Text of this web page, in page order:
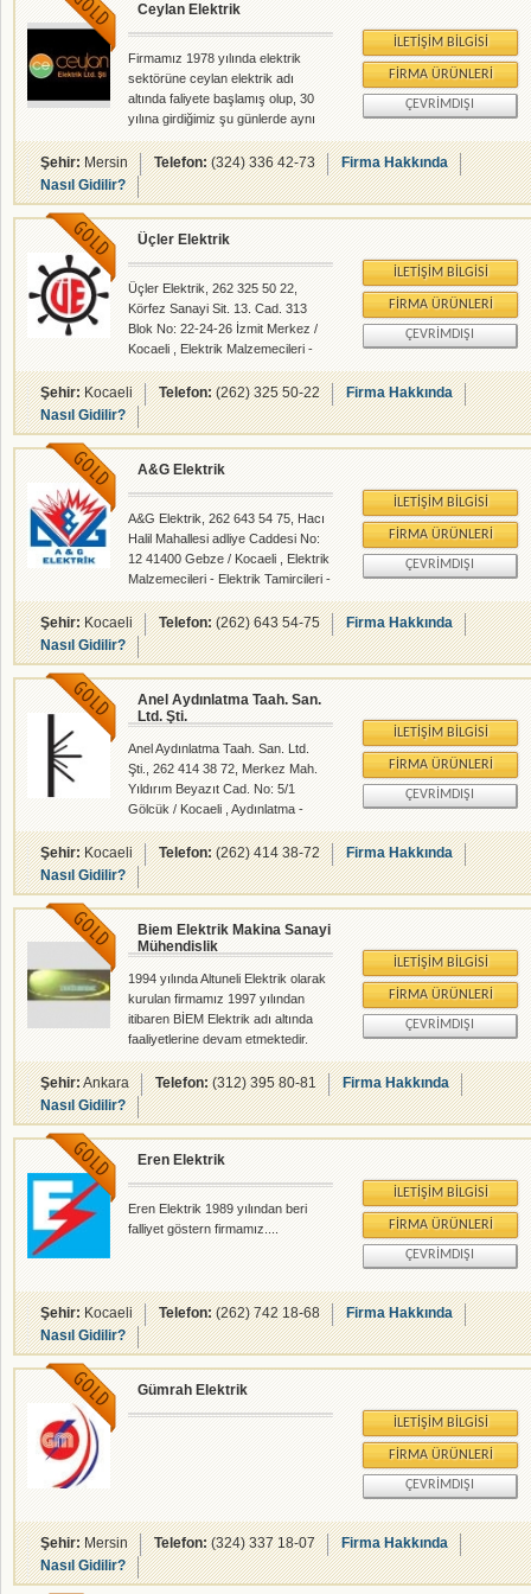
Ceylan Elektrik
Firmamız 1978 yılında elektrik
sektörüne ceylan elektrik adı
altında faliyete başlamış olup, 30
yılına girdiğimiz şu günlerde aynı
şevk ve heyecanla sizlere hizmet
etmeye her geçen gün kendisini
yenilemeye devam etmeye
çalışmaktadır. O günlerde satış ve
taahhüt işleri ile başlayan bu
yolculukta 1996 yılında taahhüt
işlerinde ayrılarak bu yıla şahıs
adına olan firmamız şirketleşmeyi
toptan ve perakende satış yolunu
seçmiştir. Sizlere vermeye
geçen güv yeniliklerimizi ve çalı
İLETIŞIM BILGISI
FIRMA ÜRÜNLERI
ÇEVRIMDIŞI
Şehir:Mersin Telefon:(324) 336 42-73
Firma Hakkında
Nasıl Gidilir?
Üçler Elektrik
Üçler Elektrik, 262 325 50 22,
Körfez Sanayi Sit. 13. Cad. 313
Blok No: 22-24-26 İzmit Merkez /
Kocaeli , Elektrik Malzemecileri -
Pano Tabla - rehberalem.com
alanlarında faliyet gösteren
firmamızdır.
İLETIŞIM BILGISI
FIRMA ÜRÜNLERI
ÇEVRIMDIŞI
Şehir:Kocaeli Telefon:(262) 325 50-22
Firma Hakkında
Nasıl Gidilir?
A&G Elektrik
A&G Elektrik, 262 643 54 75, Hacı
Halil Mahallesi adliye Caddesi No:
12 41400 Gebze / Kocaeli , Elektrik
Malzemecileri - Elektrik Tamircileri -
rehberalem.com alanlarında faliyet
gösteren firmamızdır.
İLETIŞIM BILGISI
FIRMA ÜRÜNLERI
ÇEVRIMDIŞI
Şehir:Kocaeli Telefon:(262) 643 54-75
Firma Hakkında
Nasıl Gidilir?
Anel Aydınlatma Taah. San.
Ltd. Şti.
Anel Aydınlatma Taah. San. Ltd.
Şti., 262 414 38 72, Merkez Mah.
Yıldırım Beyazıt Cad. No: 5/1
Gölcük / Kocaeli , Aydınlatma -
Elektrik Malzemecileri - Proje
Taahhüt Montaj - rehberalem.com
alanlarında faliyet gösteren
firmamızdır.
İLETIŞIM BILGISI
FIRMA ÜRÜNLERI
ÇEVRIMDIŞI
Şehir:Kocaeli Telefon:(262) 414 38-72
Firma Hakkında
Nasıl Gidilir?
Biem Elektrik Makina Sanayi
Mühendislik
1994 yılında Altuneli Elektrik olarak
kurulan firmamız 1997 yılından
itibaren BİEM Elektrik adı altında
faaliyetlerine devam etmektedir.
Müşterilerimize daha kaliteli ve
daha iyi hizmet verebilmek için
2007 yılında ISO 9001 belgesi
almıştır. Firmamız kendi
bünyesinde İmalat, Taahhüt, Teknik
ve Ticaret Grupları adı altında; *
Mühendislik Hizmetleri, *
Projelendirme Hizmetleri, * Trafo
Merkezleri - Şalt Merkezleri, *
İLETIŞIM BILGISI
FIRMA ÜRÜNLERI
ÇEVRIMDIŞI
Şehir:Ankara Telefon:(312) 395 80-81
Firma Hakkında
Nasıl Gidilir?
Eren Elektrik
Eren Elektrik 1989 yılından beri
falliyet göstern firmamız....
İLETIŞIM BILGISI
FIRMA ÜRÜNLERI
ÇEVRIMDIŞI
Şehir:Kocaeli Telefon:(262) 742 18-68
Firma Hakkında
Nasıl Gidilir?
Gümrah Elektrik
İLETIŞIM BILGISI
FIRMA ÜRÜNLERI
ÇEVRIMDIŞI
Şehir:Mersin Telefon:(324) 337 18-07
Firma Hakkında
Nasıl Gidilir?